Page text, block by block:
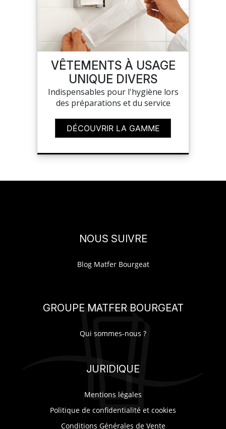
VÊTEMENTS À USAGE
UNIQUE DIVERS
Indispensables pour l'hygiène lors
des préparations et du service
DÉCOUVRIR LA GAMME
NOUS SUIVRE
Blog Matfer Bourgeat
GROUPE MATFER BOURGEAT
Qui sommes-nous ?
JURIDIQUE
Mentions légales
Politique de confidentialité et cookies
Conditions Générales de Vente